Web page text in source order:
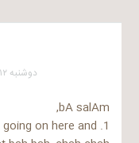
دوشنبه ۱۲ بهمن ۱۳۸۳ در ۱۱:۱۲ بعد از ظهر
bA salAm,
going on here and